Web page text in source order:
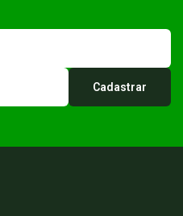
Cadastrar